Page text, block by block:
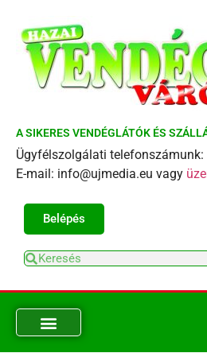
A SIKERES VENDÉGLÁTÓK ÉS
Ügyfélszolgálati
E-mail: info@ujmedia.eu vagy
Belépés